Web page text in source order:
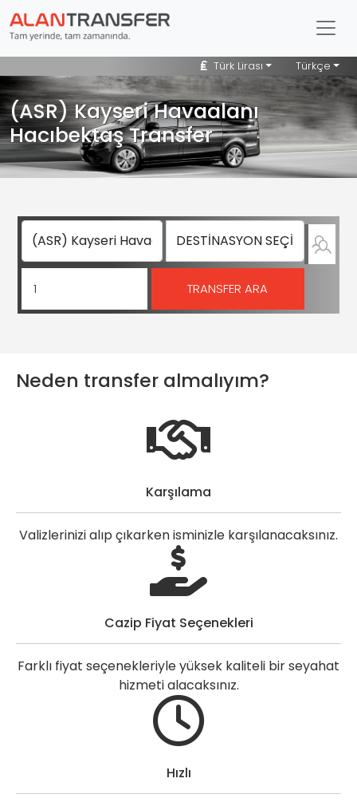
Türk Lirası Türkçe
(ASR) Kayseri Havaalanı
Hacıbektaş Transfer
Neden transfer almalıyım?
Karşılama
Valizlerinizi alıp çıkarken isminizle karşılanacaksınız.
Cazip Fiyat Seçenekleri
Farklı fiyat seçenekleriyle yüksek kaliteli bir seyahat
hizmeti alacaksınız.
Hızlı